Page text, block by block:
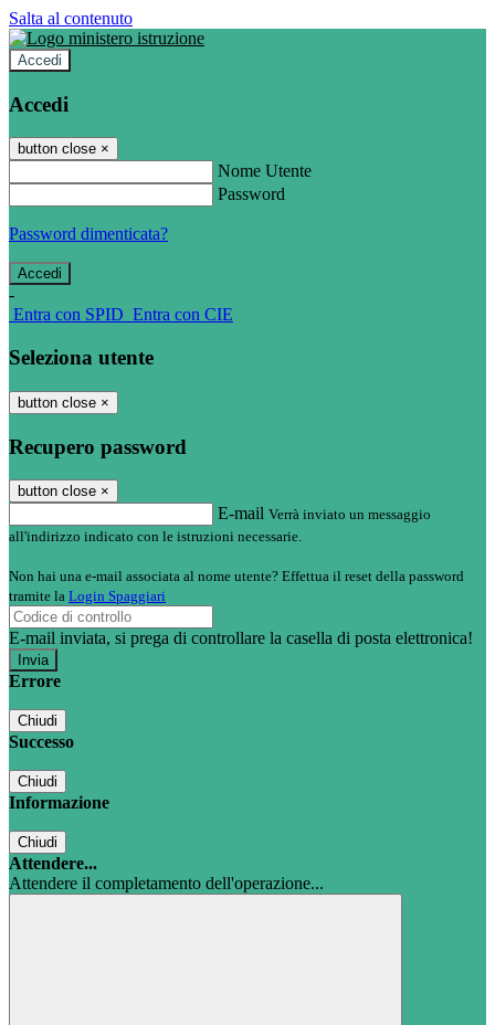
Salta al contenuto
Accedi
Accedi
button close ×
Nome Utente
Password
Password dimenticata?
-
Entra con SPID Entra con CIE
Seleziona utente
button close ×
Recupero password
button close ×
E-mail Verrà inviato un messaggio
all'indirizzo indicato con le istruzioni necessarie.
Non hai una e-mail associata al nome utente? Effettua il reset della password
tramite la Login Spaggiari
E-mail inviata, si prega di controllare la casella di posta elettronica!
Errore
Chiudi
Successo
Chiudi
Informazione
Chiudi
Attendere...
Attendere il completamento dell'operazione...